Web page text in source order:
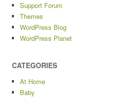
Support Forum
Themes
WordPress Blog
WordPress Planet
CATEGORIES
At Home
Baby